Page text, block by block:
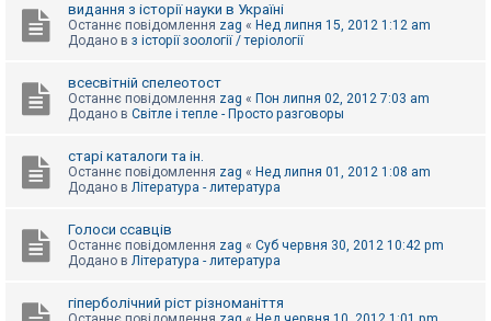
видання з історії науки в Україні
Останнє повідомлення zag « Нед липня 15, 2012 1:12 am
Додано в з історії зоології / теріології
всесвітній спелеотост
Останнє повідомлення zag « Пон липня 02, 2012 7:03 am
Додано в Світле і тепле - Просто разговоры
старі каталоги та ін.
Останнє повідомлення zag « Нед липня 01, 2012 1:08 am
Додано в Література - литература
Голоси ссавців
Останнє повідомлення zag « Суб червня 30, 2012 10:42 pm
Додано в Література - литература
гіперболічний ріст різноманіття